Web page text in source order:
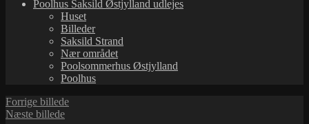
Poolhus Saksild Østjylland udlejes
Huset
Billeder
Saksild Strand
Nær området
Poolsommerhus Østjylland
Poolhus
Forrige billede
Næste billede